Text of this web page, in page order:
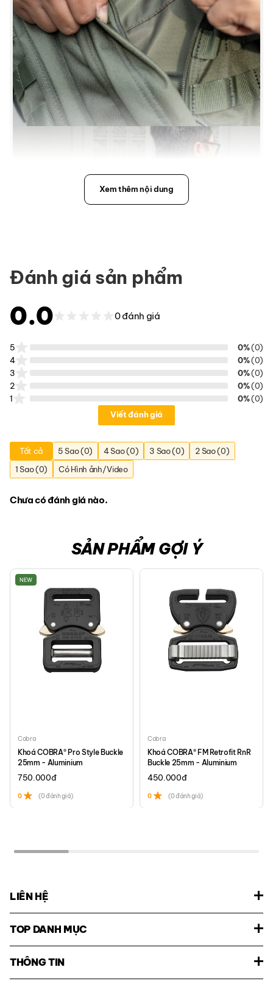
Xem thêm nội dung
Đánh giá sản phẩm
0.0 0 đánh giá
5 0%(0)
4
0%(0)
3
0%(0)
2
0%(0)
1
0%(0)
Viết đánh giá
Tất cả 5 Sao (0) 4 Sao (0) 3 Sao (0)
2 Sao (0)
1 Sao (0)
Có Hình ảnh/Video
Chưa có đánh giá nào.
SẢN PHẨM GỢI Ý
NEW
Cobra
Khoá COBRA® Pro Style Buckle
25mm - Aluminium
750.000đ
0 (0 đánh giá)
Cobra
Khoá COBRA® FM Retrofit RnR
Buckle 25mm - Aluminium
450.000đ
0 (0 đánh giá)
LIÊN HỆ
TOP DANH MỤC
THÔNG TIN